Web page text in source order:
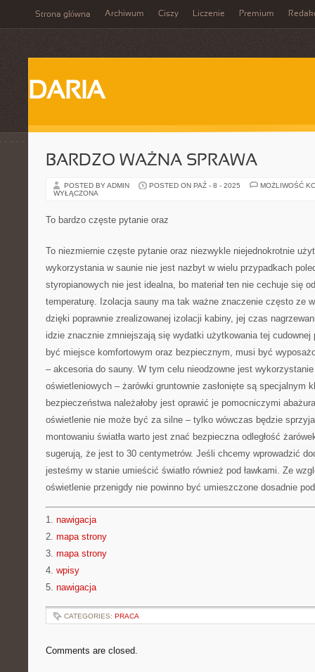
Strona główna Archiwum Ciszy Liczenie Premium
DARIA
BARDZO WAŻNA SPRAWA
POSTED BY ADMIN POSTED ON PAŹ - 8 - 2025
MOŻLIWOŚĆ
WYŁĄCZONA
To bardzo częste pytanie oraz
To niezmiernie częste pytanie oraz niezwykle niejednokrotnie
wykorzystania w saunie nie jest nazbyt w wielu przypadkach
styropianowych nie jest idealna, bo materiał ten nie cechuje się
temperaturę. Izolacja sauny ma tak ważne znaczenie często ze
dzięki poprawnie zrealizowanej izolacji kabiny, jej czas
idzie znacznie zmniejszają się wydatki użytkowania tej
być miejsce komfortowym oraz bezpiecznym, musi być
– akcesoria do sauny. W tym celu nieodzowne jest
oświetleniowych – żarówki gruntownie zasłonięte są specjalnym
bezpieczeństwa należałoby jest oprawić je pomocniczymi
oświetlenie nie może być za silne – tylko wówczas będzie
montowaniu światła warto jest znać bezpieczna odległość
sugerują, że jest to 30 centymetrów. Jeśli chcemy wprowadzić
jesteśmy w stanie umieścić światło również pod ławkami. Ze
oświetlenie przenigdy nie powinno być umieszczone dosadnie
1. nawigacja
2. mapa strony
3. mapa strony
4. wpisy
5. nawigacja
CATEGORIES: PRACA
Comments are closed.